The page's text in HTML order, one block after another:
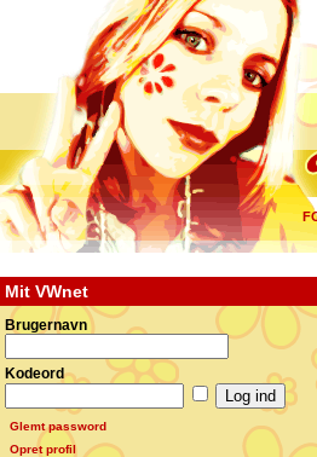
Mit VWnet
Brugernavn
Kodeord
Glemt password
Opret profil